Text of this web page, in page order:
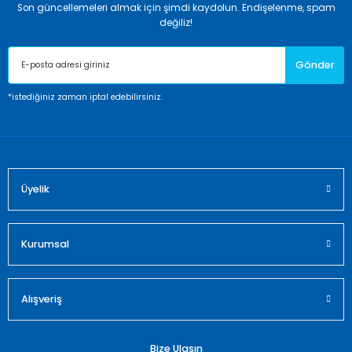
Ürün resmi kalitesiz, bozuk veya görüntülenemiyor.
Ürün açıklamasında eksik bilgiler bulunuyor.
Ürün bilgilerinde hatalar bulunuyor.
Son güncellemeleri almak için şimdi kaydolun. Endişelenme, spam
değiliz!
Gönder
*istediğiniz zaman iptal edebilirsiniz.
Üyelik
Kurumsal
Alışveriş
Bize Ulaşın